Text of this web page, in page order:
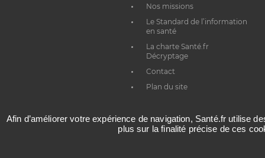
Nos missions
Le Standard de l’information
en santé
La charte Santé.fr
Décryptage
Contact
Plan du site
Afin d’améliorer votre expérience de navigation, Santé.fr utilise
plus sur la finalité précise de ces